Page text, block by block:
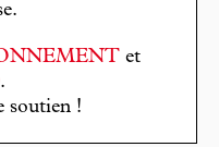
et
.
soutien !